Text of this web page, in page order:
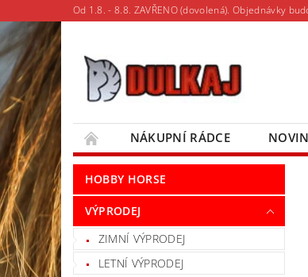
Od 1.8. - 8.8. ZAVŘENO (dovolená). Objednávky
NÁKUPNÍ RÁDCE
MOJE OBJEDNÁVKA
HOBBY HORSE
VÝPRODEJ
ZIMNÍ VÝPRODEJ
LETNÍ VÝPRODEJ